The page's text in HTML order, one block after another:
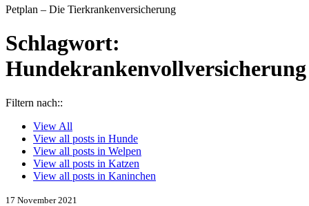
Petplan – Die Tierkrankenversicherung
Schlagwort:
Hundekrankenvollversicherung
Filtern nach::
View All
View all posts in Hunde
View all posts in Welpen
View all posts in Katzen
View all posts in Kaninchen
17 November 2021